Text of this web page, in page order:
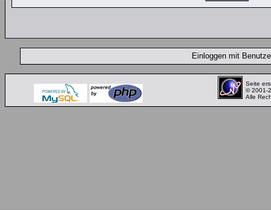
Einloggen mit
Seite
© 2001-
Alle